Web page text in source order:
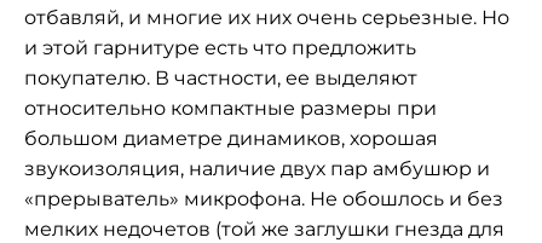
отбавляй, и многие их них очень серьезные. Но
и этой гарнитуре есть что предложить
покупателю. В частности, ее выделяют
относительно компактные размеры при
большом диаметре динамиков, хорошая
звукоизоляция, наличие двух пар амбушюр и
«прерыватель» микрофона. Не обошлось и без
мелких недочетов (той же заглушки гнезда для